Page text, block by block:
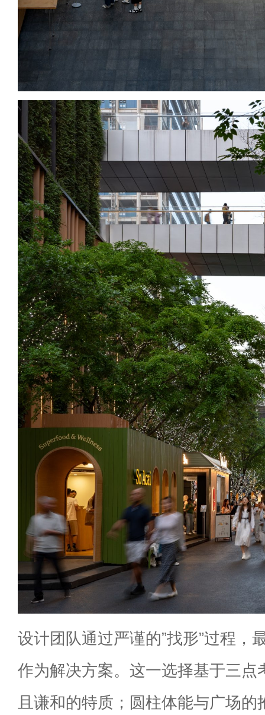
设计团队通过严谨的”找形”过程，
作为解决方案。这一选择基于三点
且谦和的特质；圆柱体能与广场